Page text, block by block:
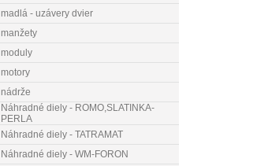
madlá - uzávery dvier
manžety
moduly
motory
nádrže
Náhradné diely - ROMO,SLATINKA-
PERLA
Náhradné diely - TATRAMAT
Náhradné diely - WM-FORON